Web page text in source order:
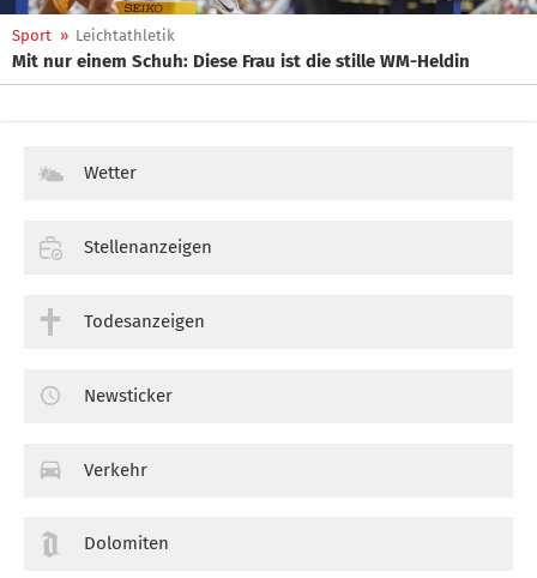
Sport » Leichtathletik
Mit nur einem Schuh: Diese Frau ist die stille WM-Heldin
Wetter
Stellenanzeigen
Todesanzeigen
Newsticker
Verkehr
Dolomiten